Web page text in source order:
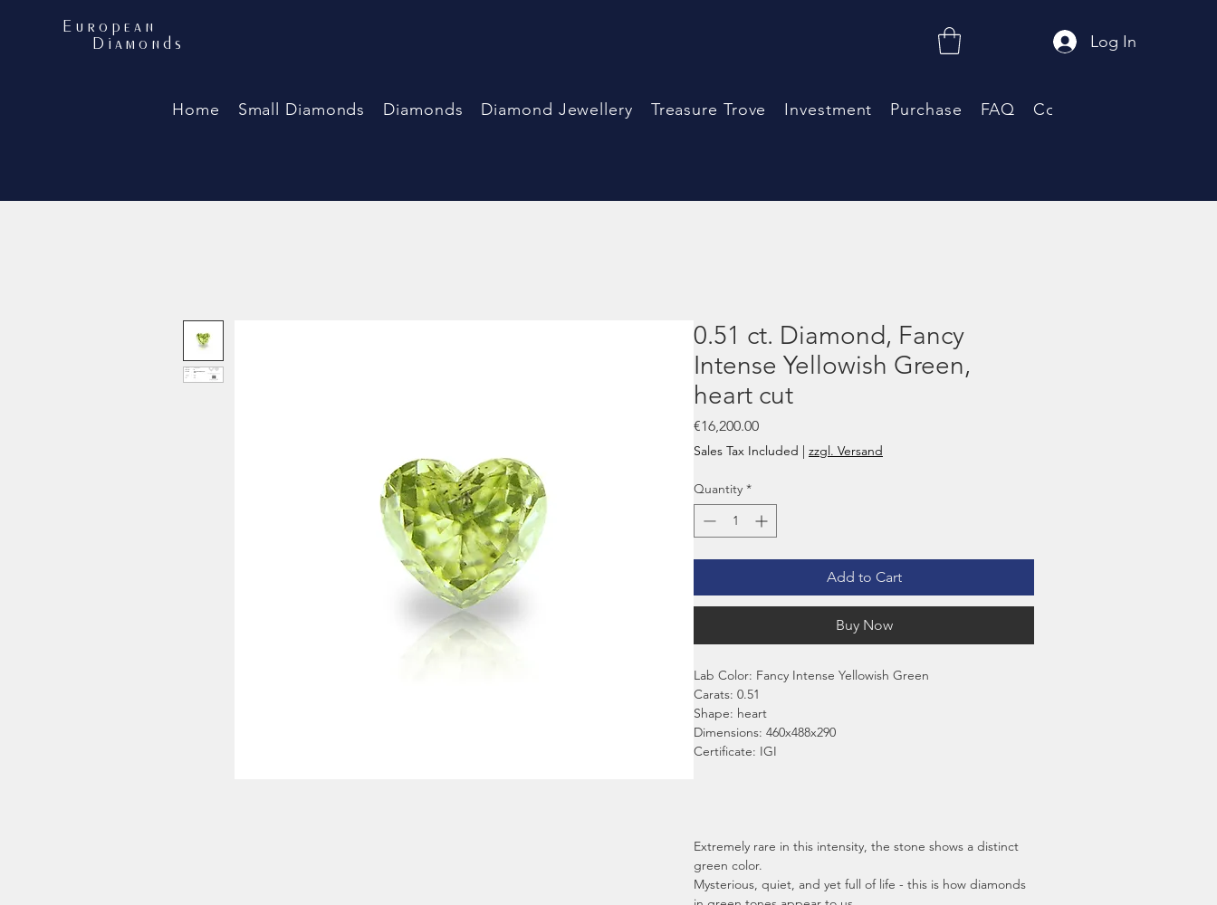
European
Diamonds
Log In
Home Small Diamonds Diamonds Diamond Jewellery Treasure Trove Investment Purchase FAQ Coupon
0.51 ct. Diamond, Fancy
Intense Yellowish Green,
heart cut
€16,200.00Price
Sales Tax Included | zzgl. Versand
Quantity *
Add to Cart
Buy Now
Lab Color: Fancy Intense Yellowish Green
Carats: 0.51
Shape: heart
Dimensions: 460x488x290
Certificate: IGI
Extremely rare in this intensity, the stone shows a distinct
green color.
Mysterious, quiet, and yet full of life - this is how diamonds